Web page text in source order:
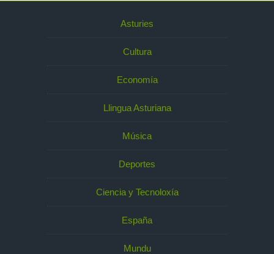
Asturies
Cultura
Economía
Llingua Asturiana
Música
Deportes
Ciencia y Tecnoloxía
España
Mundu